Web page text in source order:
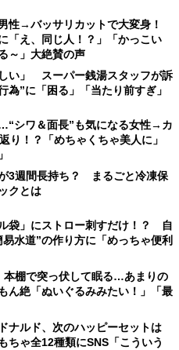
性→バッサリカットで大変身！
「え、同じ人！？」「かっこい
～」大絶賛の声
しい」 スーパー銭湯スタッフが訴
為”に「困る」「当たり前すぎ」
シワ＆面長”も気になる女性→カ
り！？「めちゃくちゃ美人に」
3週間長持ち？ まるごと冷凍保
クとは
ル袋」にストロー刺すだけ！？ 自
水道”の作り方に「めっちゃ便利
本棚で突っ伏して眠る…あまりの
ん絶「ぬいぐるみみたい！」「最
ナルド、次のハッピーセットは
ちゃ全12種類にSNS「こういう